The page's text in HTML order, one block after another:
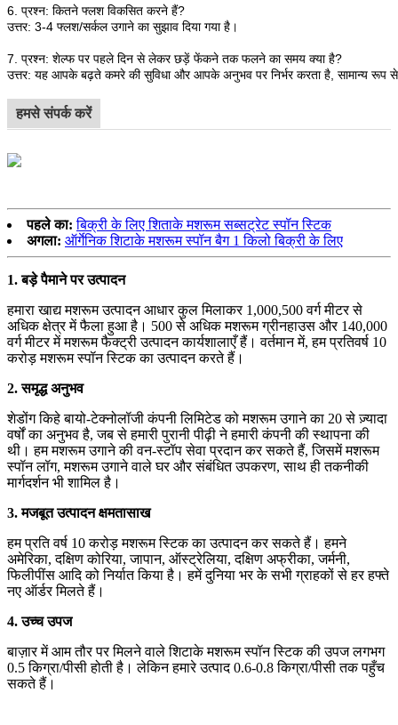
6. प्रश्न: कितने फ्लश विकसित करने हैं?
उत्तर: 3-4 फ्लश/सर्कल उगाने का सुझाव दिया गया है।
7. प्रश्न: शेल्फ पर पहले दिन से लेकर छड़ें फेंकने तक फलने का समय क्या है?
उत्तर: यह आपके बढ़ते कमरे की सुविधा और आपके अनुभव पर निर्भर करता है, सामान्य
हमसे संपर्क करें
पहले का: बिक्री के लिए शिताके मशरूम सब्सट्रेट स्पॉन स्टिक
अगला: ऑर्गेनिक शिटाके मशरूम स्पॉन बैग 1 किलो बिक्री के लिए
1.बड़े पैमाने पर उत्पादन
हमारा खाद्य मशरूम उत्पादन आधार कुल मिलाकर 1,000,500 वर्ग मीटर से
अधिक क्षेत्र में फैला हुआ है। 500 से अधिक मशरूम ग्रीनहाउस और 140,000
वर्ग मीटर में मशरूम फैक्ट्री उत्पादन कार्यशालाएँ हैं। वर्तमान में, हम प्रतिवर्ष 10
करोड़ मशरूम स्पॉन स्टिक का उत्पादन करते हैं।
2.समृद्ध अनुभव
शेडोंग किहे बायो-टेक्नोलॉजी कंपनी लिमिटेड को मशरूम उगाने का 20 से ज़्यादा
वर्षों का अनुभव है, जब से हमारी पुरानी पीढ़ी ने हमारी कंपनी की स्थापना की
थी। हम मशरूम उगाने की वन-स्टॉप सेवा प्रदान कर सकते हैं, जिसमें मशरूम
स्पॉन लॉग, मशरूम उगाने वाले घर और संबंधित उपकरण, साथ ही तकनीकी
मार्गदर्शन भी शामिल है।
3.मजबूत उत्पादन क्षमतासाख
हम प्रति वर्ष 10 करोड़ मशरूम स्टिक का उत्पादन कर सकते हैं। हमने
अमेरिका, दक्षिण कोरिया, जापान, ऑस्ट्रेलिया, दक्षिण अफ्रीका, जर्मनी,
फिलीपींस आदि को निर्यात किया है। हमें दुनिया भर के सभी ग्राहकों से हर हफ्ते
नए ऑर्डर मिलते हैं।
4.उच्च उपज
बाज़ार में आम तौर पर मिलने वाले शिटाके मशरूम स्पॉन स्टिक की उपज लगभग
0.5 किग्रा/पीसी होती है। लेकिन हमारे उत्पाद 0.6-0.8 किग्रा/पीसी तक पहुँच
सकते हैं।